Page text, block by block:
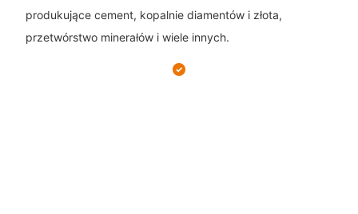
produkujące cement, kopalnie diamentów i złota,
przetwórstwo minerałów i wiele innych.